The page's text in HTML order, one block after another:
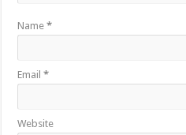
Name*
Email*
Website